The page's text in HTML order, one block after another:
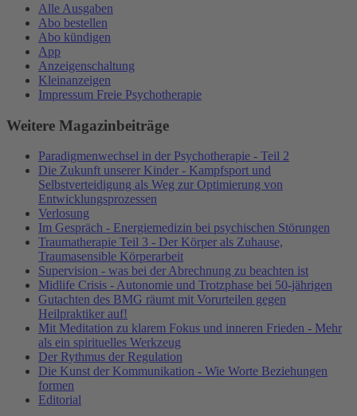
Alle Ausgaben
Abo bestellen
Abo kündigen
App
Anzeigenschaltung
Kleinanzeigen
Impressum Freie Psychotherapie
Weitere Magazinbeiträge
Paradigmenwechsel in der Psychotherapie - Teil 2
Die Zukunft unserer Kinder - Kampfsport und
Selbstverteidigung als Weg zur Optimierung von
Entwicklungsprozessen
Verlosung
Im Gespräch - Energiemedizin bei psychischen Störungen
Traumatherapie Teil 3 - Der Körper als Zuhause,
Traumasensible Körperarbeit
Supervision - was bei der Abrechnung zu beachten ist
Midlife Crisis - Autonomie und Trotzphase bei 50-jährigen
Gutachten des BMG räumt mit Vorurteilen gegen
Heilpraktiker auf!
Mit Meditation zu klarem Fokus und inneren Frieden - Mehr
als ein spirituelles Werkzeug
Der Rythmus der Regulation
Die Kunst der Kommunikation - Wie Worte Beziehungen
formen
Editorial